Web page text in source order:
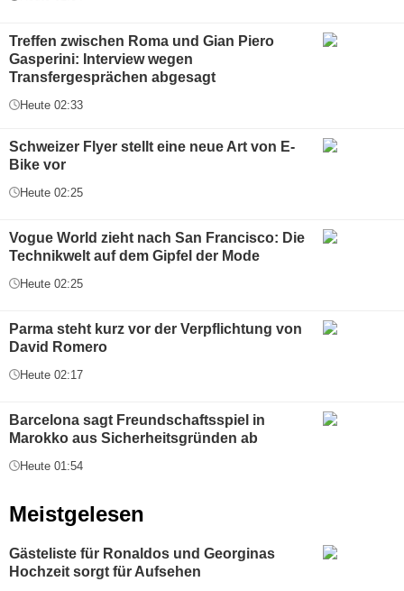
Treffen zwischen Roma und Gian Piero
Gasperini: Interview wegen
Transfergesprächen abgesagt
Heute 02:33
Schweizer Flyer stellt eine neue Art von E-
Bike vor
Heute 02:25
Vogue World zieht nach San Francisco: Die
Technikwelt auf dem Gipfel der Mode
Heute 02:25
Parma steht kurz vor der Verpflichtung von
David Romero
Heute 02:17
Barcelona sagt Freundschaftsspiel in
Marokko aus Sicherheitsgründen ab
Heute 01:54
Meistgelesen
Gästeliste für Ronaldos und Georginas
Hochzeit sorgt für Aufsehen